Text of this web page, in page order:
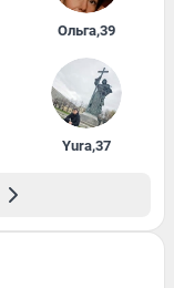
Ольга,39
Yura,37